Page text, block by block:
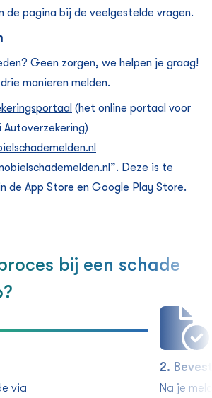
de pagina bij de veelgestelde vragen.
Geen zorgen, we helpen je graag!
manieren melden.
(het online portaal voor
Auto­verzekering)
Deze is te
de App Store en Google Play Store.
bij een schade
via
2.
Na je